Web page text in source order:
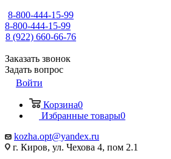
8-800-444-15-99
8-800-444-15-99
8 (922) 660-66-76
Заказать звонок
Задать вопрос
Войти
Корзина0
Избранные товары0
kozha.opt@yandex.ru
г. Киров, ул. Чехова 4, пом 2.1